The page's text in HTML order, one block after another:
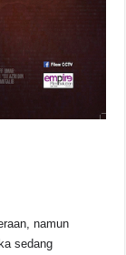
namun
sedang